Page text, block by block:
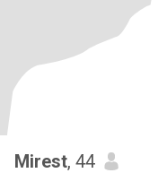
Mirest, 44